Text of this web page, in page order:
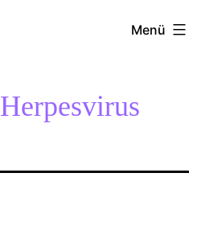
Menü
Herpesvirus